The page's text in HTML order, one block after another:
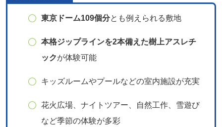
東京ドーム109個分とも例えられる敷地
本格ジップラインを2本備えた樹上アスレチ
ックが体験可能
キッズルームやプールなどの室内施設が充実
花火広場、ナイトツアー、自然工作、雪遊び
など季節の体験が多彩